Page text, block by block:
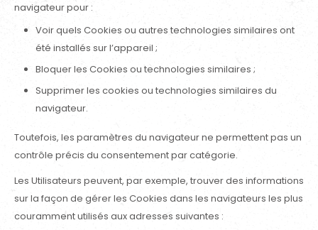
navigateur pour :
Voir quels Cookies ou autres technologies similaires ont
été installés sur l’appareil ;
Bloquer les Cookies ou technologies similaires ;
Supprimer les cookies ou technologies similaires du
navigateur.
Toutefois, les paramètres du navigateur ne permettent pas un
contrôle précis du consentement par catégorie.
Les Utilisateurs peuvent, par exemple, trouver des informations
sur la façon de gérer les Cookies dans les navigateurs les plus
couramment utilisés aux adresses suivantes :